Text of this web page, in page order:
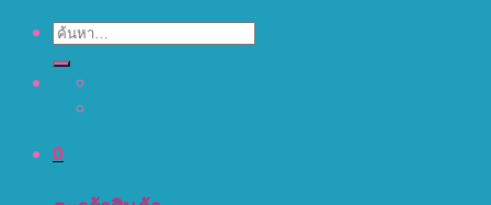
ค้นหา:
0